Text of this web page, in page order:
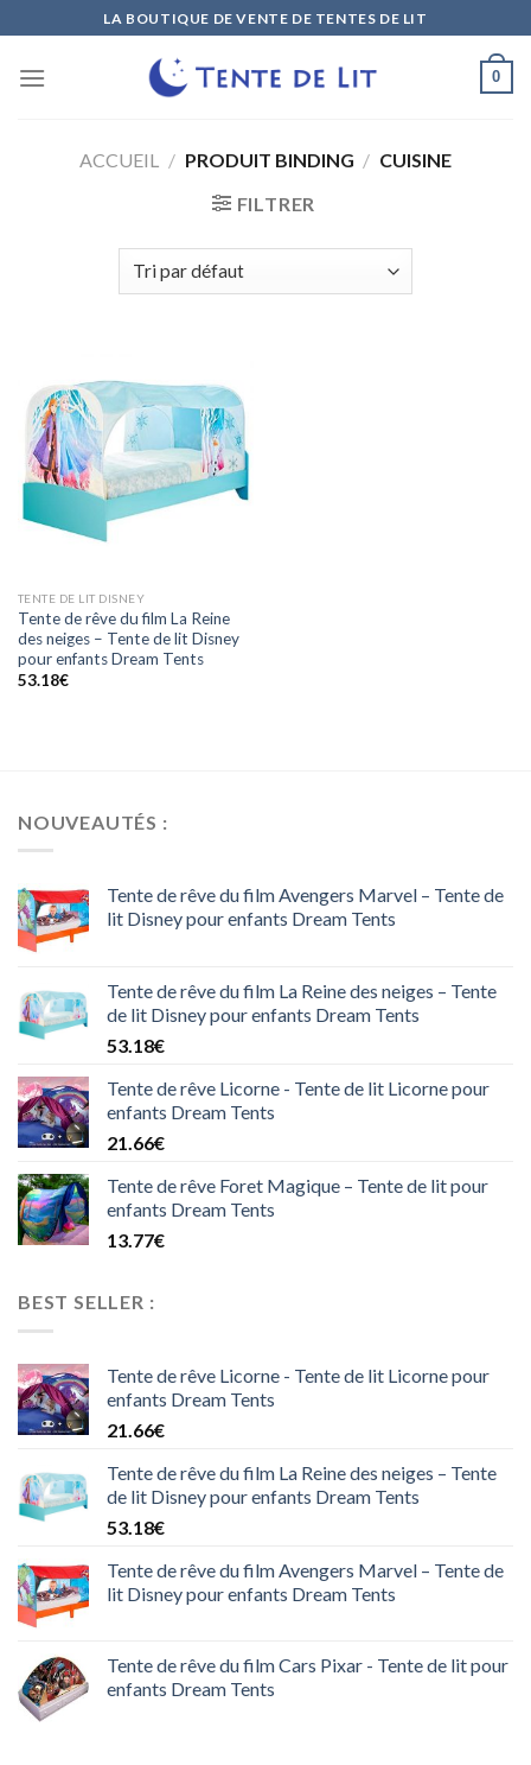
to
content
LA BOUTIQUE DE VENTE DE TENTES DE LIT
0
ACCUEIL / PRODUIT BINDING / CUISINE
FILTRER
TENTE DE LIT DISNEY
Tente de rêve du film La Reine
des neiges – Tente de lit Disney
pour enfants Dream Tents
53.18€
NOUVEAUTÉS :
Tente de rêve du film Avengers Marvel – Tente de
lit Disney pour enfants Dream Tents
Tente de rêve du film La Reine des neiges – Tente
de lit Disney pour enfants Dream Tents
53.18€
Tente de rêve Licorne - Tente de lit Licorne pour
enfants Dream Tents
21.66€
Tente de rêve Foret Magique – Tente de lit pour
enfants Dream Tents
13.77€
BEST SELLER :
Tente de rêve Licorne - Tente de lit Licorne pour
enfants Dream Tents
21.66€
Tente de rêve du film La Reine des neiges – Tente
de lit Disney pour enfants Dream Tents
53.18€
Tente de rêve du film Avengers Marvel – Tente de
lit Disney pour enfants Dream Tents
Tente de rêve du film Cars Pixar - Tente de lit pour
enfants Dream Tents